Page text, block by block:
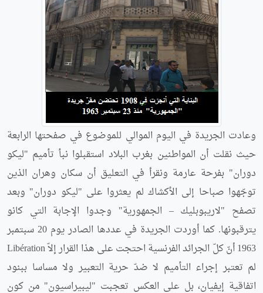
وعادت الجريدة في اليوم الموالي للموضوع في صفحتها الرابعة
حيث نقلت أن المواطنين بغرب البلاد استقبلوا نبأ تأميم "ليكو
دوران" بفرحة عارمة ونقرأ في التعليق أن سكان وهران الذين
توجّهوا صباحا إلى الأكشاك لم يعثروا على "ليكو دوران" وبعد
تصفح "لاريبوبليك – الجمهورية" وجدوا الإجابة التي كانو
يترقبونها. كما أوردت الجريدة في عددها الصادر يوم 20 سبتمبر
1963 أنّ كلّ الجرائد الفرنسية احتجت على هذا القرار إلاّ Libération
لم تعتبر إجراء التأميم لا ضدّ حرية التعبير ولا مساسا ببنود
اتفاقية إيفيان، بل على العكس تعجبت "ليبيراسيون" من كون